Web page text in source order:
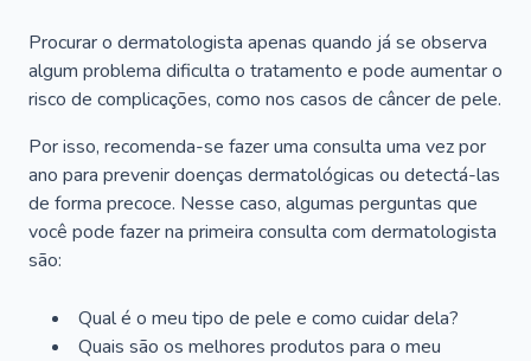
Procurar o dermatologista apenas quando já se observa
algum problema dificulta o tratamento e pode aumentar o
risco de complicações, como nos casos de câncer de pele.
Por isso, recomenda-se fazer uma consulta uma vez por
ano para prevenir doenças dermatológicas ou detectá-las
de forma precoce. Nesse caso, algumas perguntas que
você pode fazer na primeira consulta com dermatologista
são:
Qual é o meu tipo de pele e como cuidar dela?
Quais são os melhores produtos para o meu